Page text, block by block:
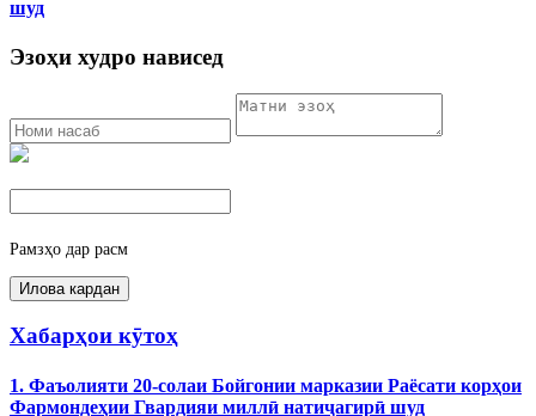
шуд
Эзоҳи худро нависед
Рамзҳо дар расм
Хабарҳои кӯтоҳ
1. Фаъолияти 20-солаи Бойгонии марказии Раёсати корҳои
Фармондеҳии Гвардияи миллӣ натиҷагирӣ шуд